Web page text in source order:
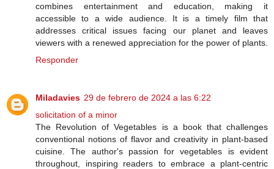
combines entertainment and education, making it
accessible to a wide audience. It is a timely film that
addresses critical issues facing our planet and leaves
viewers with a renewed appreciation for the power of plants.
Responder
Miladavies 29 de febrero de 2024 a las 6:22
solicitation of a minor
The Revolution of Vegetables is a book that challenges
conventional notions of flavor and creativity in plant-based
cuisine. The author's passion for vegetables is evident
throughout, inspiring readers to embrace a plant-centric